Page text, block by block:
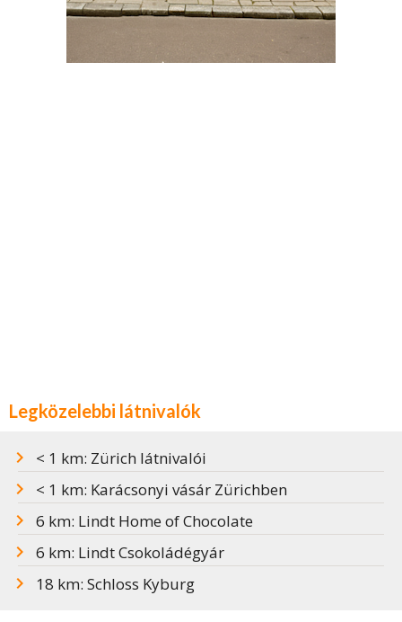
Legközelebbi látnivalók
< 1 km: Zürich látnivalói
< 1 km: Karácsonyi vásár Zürichben
6 km: Lindt Home of Chocolate
6 km: Lindt Csokoládégyár
18 km: Schloss Kyburg